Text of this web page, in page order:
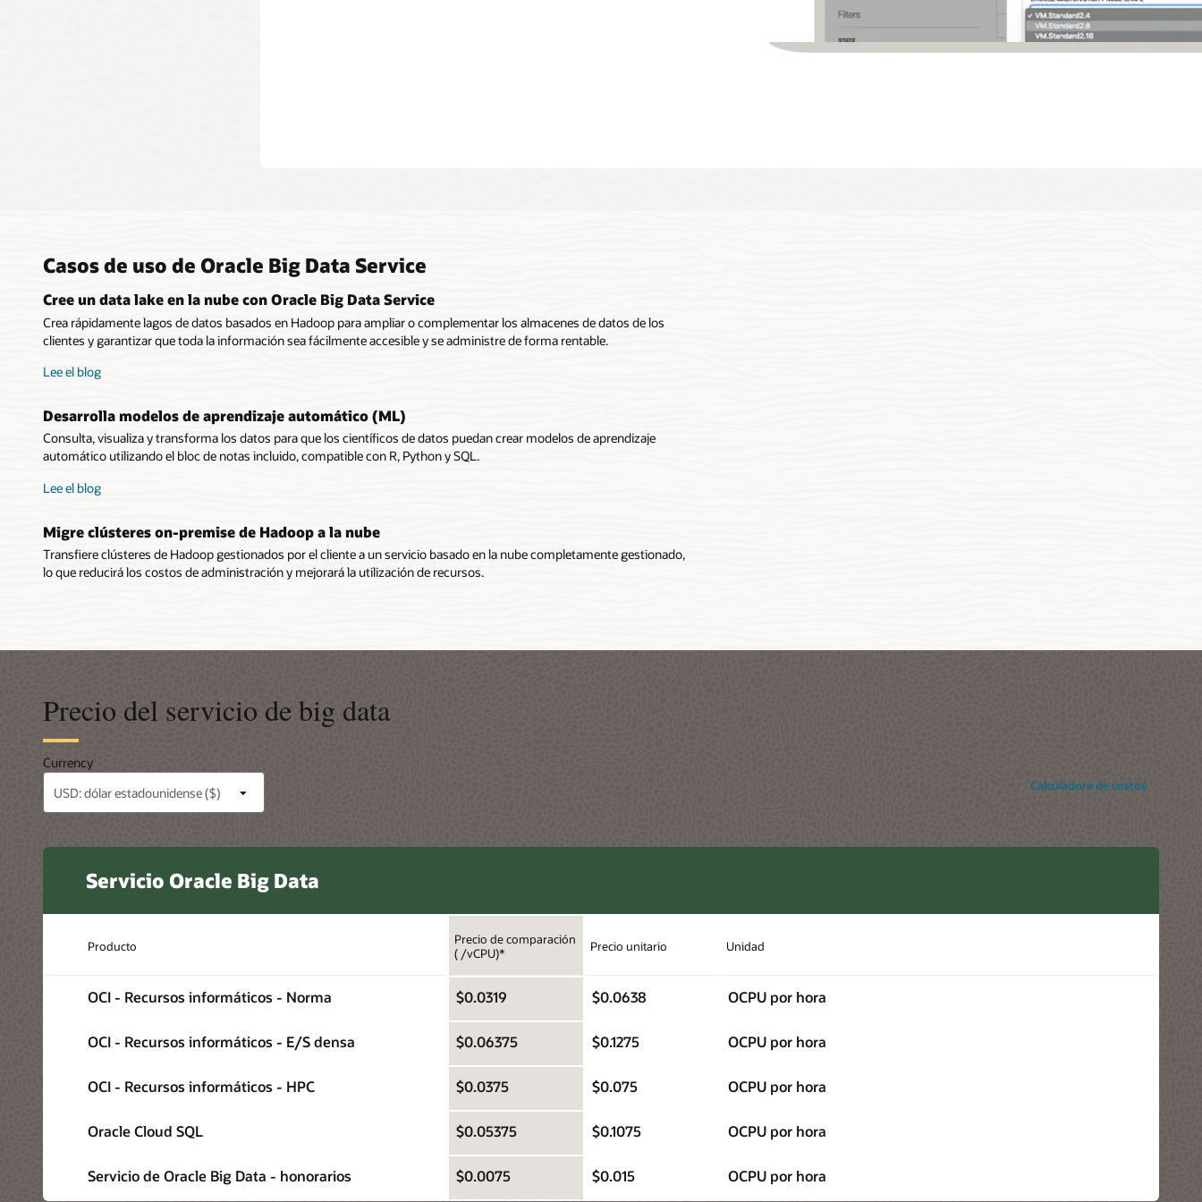
Casos de uso de Oracle Big Data Service
Cree un data lake en la nube con Oracle Big Data Service
Crea rápidamente lagos de datos basados en Hadoop para ampliar o complementar los almacenes de datos de los
clientes y garantizar que toda la información sea fácilmente accesible y se administre de forma rentable.
Lee el blog
Desarrolla modelos de aprendizaje automático (ML)
Consulta, visualiza y transforma los datos para que los científicos de datos puedan crear modelos de aprendizaje
automático utilizando el bloc de notas incluido, compatible con R, Python y SQL.
Lee el blog
Migre clústeres on-premise de Hadoop a la nube
Transfiere clústeres de Hadoop gestionados por el cliente a un servicio basado en la nube completamente gestionado,
lo que reducirá los costos de administración y mejorará la utilización de recursos.
Precio del servicio de big data
Currency
Calculadora de costos
Servicio Oracle Big Data
Producto
Precio de comparación
( /vCPU)*
Precio unitario Unidad
OCI - Recursos informáticos - Norma $0.0319 $0.0638 OCPU por hora
OCI - Recursos informáticos - E/S densa $0.06375 $0.1275 OCPU por hora
OCI - Recursos informáticos - HPC $0.0375 $0.075 OCPU por hora
Oracle Cloud SQL $0.05375 $0.1075 OCPU por hora
Servicio de Oracle Big Data - honorarios $0.0075 $0.015 OCPU por hora